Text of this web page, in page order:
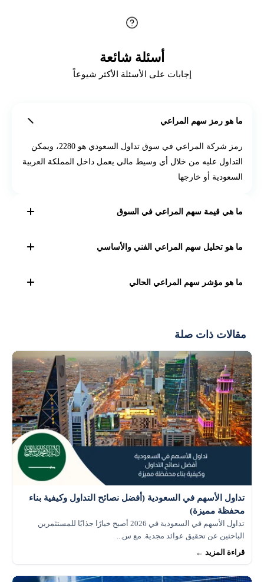
أسئلة شائعة
إجابات على الأسئلة الأكثر شيوعاً
ما هو رمز سهم المراعي
رمز شركة المراعي في سوق تداول السعودي هو 2280، ويمكن
التداول عليه من خلال أي وسيط مالي يعمل داخل المملكة العربية
السعودية أو خارجها
ما هي قيمة سهم المراعي في السوق
هي 52.5 مليار ريال سعودي، وبتبلغ توقعات الأرباح لكل سهم
ما هو تحليل سهم المراعي الفني والأساسي
ملحوظ، بينما تشير التحليلات الأساسية إلى بقاء السهم ضمن
ما هو مؤشر سهم المراعي الحالي
يتغير اتجاه السعر من جديد.
سهم المراعي يعتبر من الأسهم القيادية الكبيرة فيمؤشر تاسي
السعودي، وهو من المؤشر الاقتصادية المعترف بها، والتي ترسم
بوضوح كافة ملامح الاقتصاد السعودي، حيث تعتبر المراعي من
الشركات العابرة للقارات، التي تمتلك استثمارات بالمليارات في
كافة أنحاء العالم.
مقالات ذات صلة
تداول الأسهم في السعودية (أفضل نصائح التداول وكيفية بناء
محفظة مميزة)
تداول الأسهم في السعودية في 2026 أصبح خيارًا جذابًا للمستثمرين
الباحثين عن تحقيق عوائد مجدية. مع س...
قراءة المزيد ←